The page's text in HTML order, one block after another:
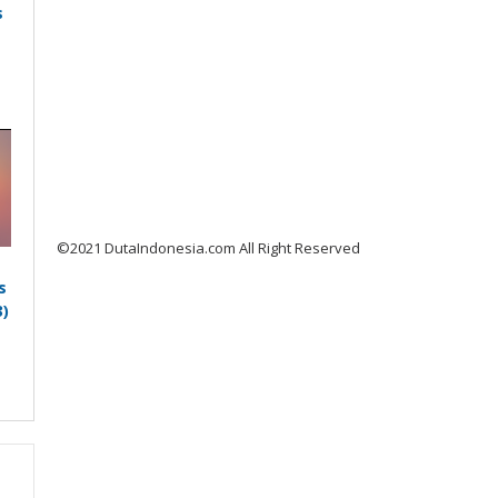
©2021 DutaIndonesia.com All Right Reserved